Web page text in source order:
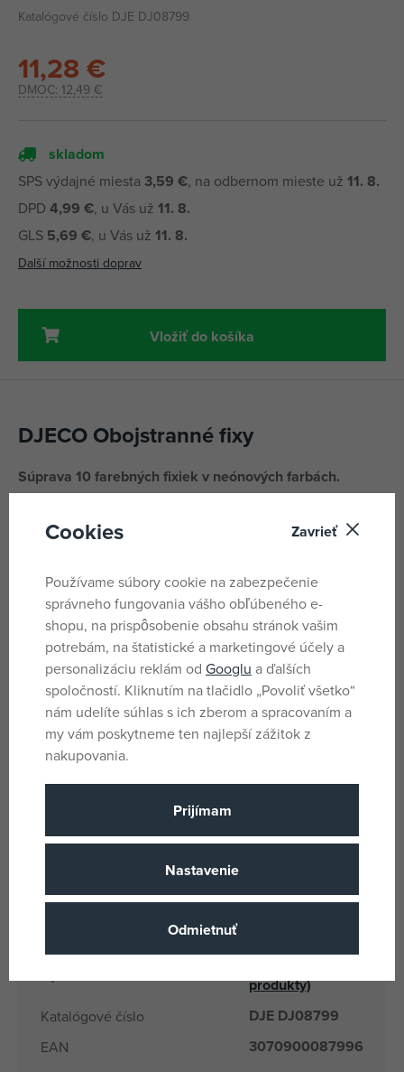
Katalógové číslo DJE DJ08799
DMOC: 12,49 €
11,28 €
skladom
SPS výdajné miesta 3,59 €, na odbernom mieste už 11. 8.
DPD 4,99 €, u Vás už 11. 8.
GLS 5,69 €, u Vás už 11. 8.
Další možnosti doprav
Vložiť do košíka
DJECO Obojstranné fixy
Súprava 10 farebných fixiek v neónových farbách.
plastický štetec na jednoduchšie maľovanie aj tých
Veľkosť balenia 16,5 x 19 x, 1,5 cm.
Pre deti od 6 rokov.
Parametre
Pohlavie
Farba Viacfarebné
Vek od 6 rokov
EANs 3070900087996
produkty)
Katalógové číslo DJE DJ08799
EAN 3070900087996
Cookies Zavrieť
Používame súbory cookie na zabezpečenie
správneho fungovania vášho obľúbeného e-
shopu, na prispôsobenie obsahu stránok vašim
potrebám, na štatistické a marketingové účely a
personalizáciu reklám od Googlu a ďalších
spoločností. Kliknutím na tlačidlo „Povoliť všetko“
nám udelíte súhlas s ich zberom a spracovaním a
my vám poskytneme ten najlepší zážitok z
nakupovania.
Prijímam
Nastavenie
Odmietnuť